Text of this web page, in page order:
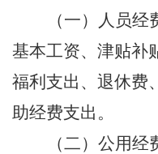
（一）
人员经
基本工资、津贴补
福利支出、退休费
助经费支出 。
（二） 公用经